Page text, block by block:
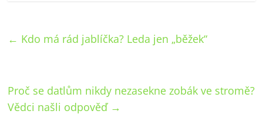
← Kdo má rád jablíčka? Leda jen „běžek“
Proč se datlům nikdy nezasekne zobák ve stromě?
Vědci našli odpověď →